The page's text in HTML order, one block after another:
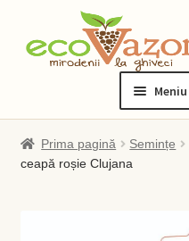
Sari
Sari
Meniu
Prima pagină Semințe
ceapă roșie Clujana